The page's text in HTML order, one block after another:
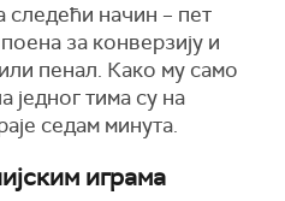
следећи начин – пет
поена за конверзију и
пенал. Како му само
једног тима су на
седам минута.
играма